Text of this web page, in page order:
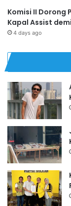
Komisi II Dorong
Kapal Assist
4 days ago